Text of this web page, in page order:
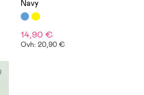
Navy
14,90 €
Ovh: 20,90 €